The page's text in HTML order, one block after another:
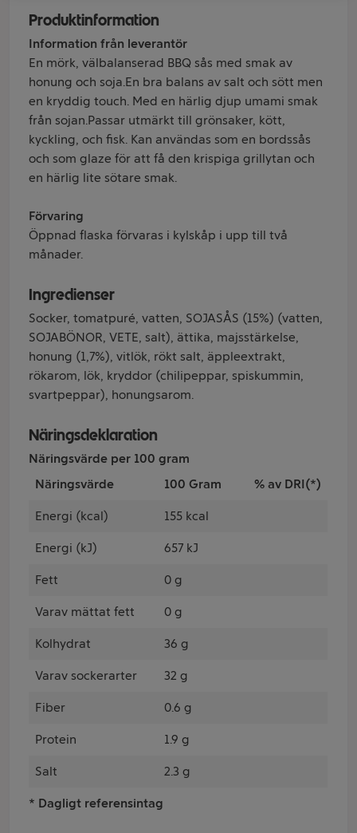
Produktinformation
Information från leverantör
En mörk, välbalanserad BBQ sås med smak av
honung och soja.En bra balans av salt och sött men
en kryddig touch. Med en härlig djup umami smak
från sojan.Passar utmärkt till grönsaker, kött,
kyckling, och fisk. Kan användas som en bordssås
och som glaze för att få den krispiga grillytan och
en härlig lite sötare smak.
Förvaring
Öppnad flaska förvaras i kylskåp i upp till två
månader.
Ingredienser
Socker, tomatpuré, vatten, SOJASÅS (15%) (vatten,
SOJABÖNOR, VETE, salt), ättika, majsstärkelse,
honung (1,7%), vitlök, rökt salt, äppleextrakt,
rökarom, lök, kryddor (chilipeppar, spiskummin,
svartpeppar), honungsarom.
Näringsdeklaration
Näringsvärde per 100 gram
Näringsvärde
100 Gram % av DRI(*)
Energi (kcal) 155 kcal
Energi (kJ) 657 kJ
Fett 0 g
Varav mättat fett 0 g
Kolhydrat 36 g
Varav sockerarter 32 g
Fiber 0.6 g
Protein 1.9 g
Salt 2.3 g
* Dagligt referensintag